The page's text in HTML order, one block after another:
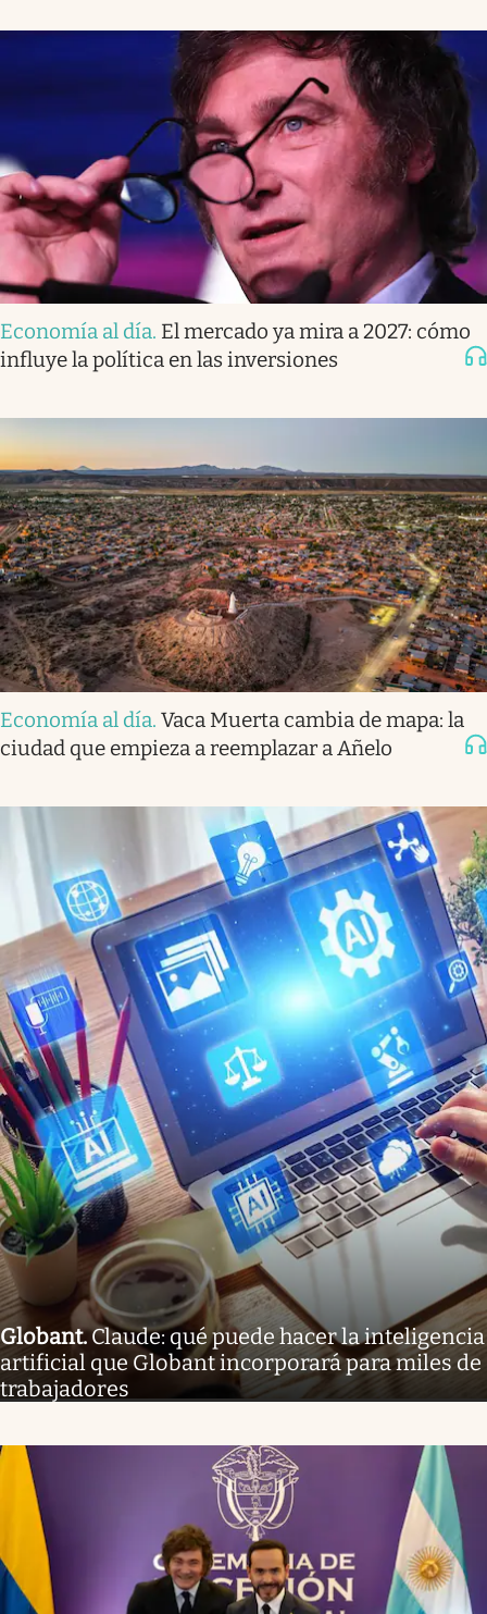
Economía al día. El mercado ya mira a 2027: cómo
influye la política en las inversiones
Economía al día. Vaca Muerta cambia de mapa: la
ciudad que empieza a reemplazar a Añelo
Globant.Claude: qué puede hacer la inteligencia
artificial que Globant incorporará para miles de
trabajadores